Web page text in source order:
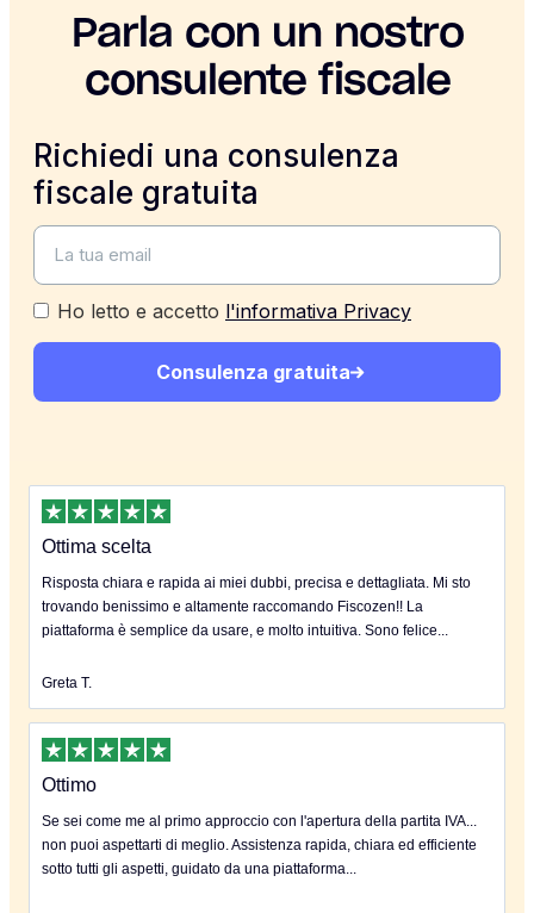
Parla con un nostro
consulente fiscale
Richiedi una consulenza
fiscale gratuita
Ho letto e accetto l'informativa Privacy
Consulenza gratuita
Ottima scelta
Risposta chiara e rapida ai miei dubbi, precisa e dettagliata. Mi sto
trovando benissimo e altamente raccomando Fiscozen!! La
piattaforma è semplice da usare, e molto intuitiva. Sono felice...
Greta T.
Ottimo
Se sei come me al primo approccio con l'apertura della partita IVA...
non puoi aspettarti di meglio. Assistenza rapida, chiara ed efficiente
sotto tutti gli aspetti, guidato da una piattaforma...